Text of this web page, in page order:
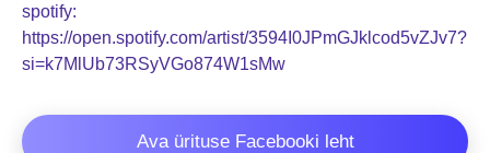
spotify:
https://open.spotify.com/artist/3594I0JPmGJklcod5vZJv7?
si=k7MlUb73RSyVGo874W1sMw
Ava ürituse Facebooki leht